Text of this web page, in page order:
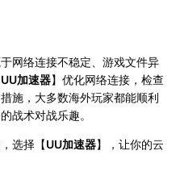
网络连接不稳定、游戏文件异
UU加速器】优化网络连接，检查
施，大多数海外玩家都能顺利
战术对战乐趣。
选择【UU加速器】，让你的云